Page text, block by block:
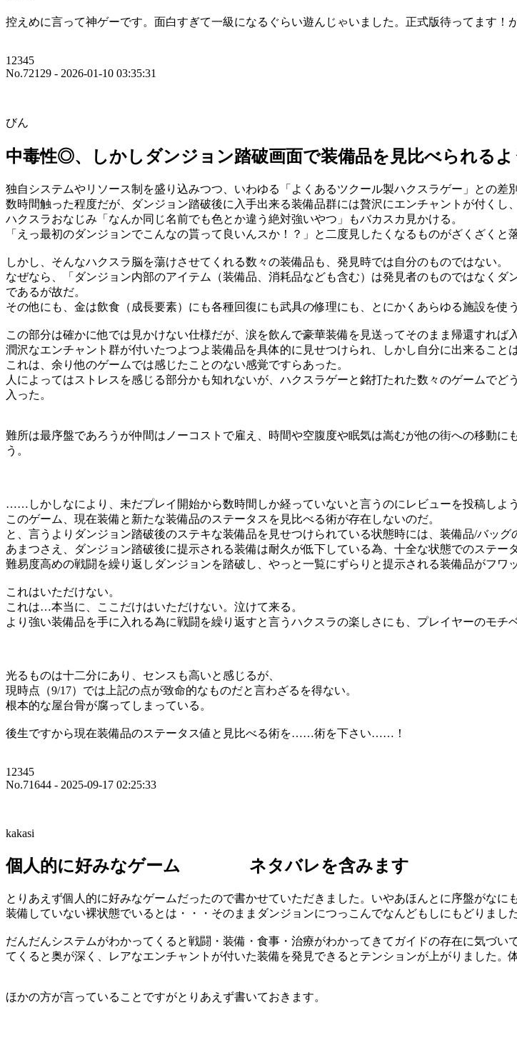
控えめに言って神ゲーです。面白すぎて一級になるぐらい遊んじゃいました。正式版待ってます！
12345
No.72129 - 2026-01-10 03:35:31
びん
中毒性◎、しかしダンジョン踏破画面で装備品を見比べられるよ
独自システムやリソース制を盛り込みつつ、いわゆる「よくあるツクール製ハクスラゲー」との差
数時間触った程度だが、ダンジョン踏破後に入手出来る装備品群には贅沢にエンチャントが付くし、
ハクスラおなじみ「なんか同じ名前でも色とか違う絶対強いやつ」もバカスカ見かける。
「えっ最初のダンジョンでこんなの貰って良いんスか！？」と二度見したくなるものがざくざくと
しかし、そんなハクスラ脳を蕩けさせてくれる数々の装備品も、発見時では自分のものではない。
なぜなら、「ダンジョン内部のアイテム（装備品、消耗品なども含む）は発見者のものではなく
であるが故だ。
その他にも、金は飲食（成長要素）にも各種回復にも武具の修理にも、とにかくあらゆる施設を使
この部分は確かに他では見かけない仕様だが、涙を飲んで豪華装備を見送ってそのまま帰還すれば
潤沢なエンチャント群が付いたつよつよ装備品を具体的に見せつけられ、しかし自分に出来ること
これは、余り他のゲームでは感じたことのない感覚ですらあった。
人によってはストレスを感じる部分かも知れないが、ハクスラゲーと銘打たれた数々のゲームで
入った。
難所は最序盤であろうが仲間はノーコストで雇え、時間や空腹度や眠気は嵩むが他の街への移動
う。
……しかしなにより、未だプレイ開始から数時間しか経っていないと言うのにレビューを投稿しよ
このゲーム、現在装備と新たな装備品のステータスを見比べる術が存在しないのだ。
と、言うよりダンジョン踏破後のステキな装備品を見せつけられている状態時には、装備品/バッ
あまつさえ、ダンジョン踏破後に提示される装備は耐久が低下している為、十全な状態でのステー
難易度高めの戦闘を繰り返しダンジョンを踏破し、やっと一覧にずらりと提示される装備品がフワ
これはいただけない。
これは…本当に、ここだけはいただけない。泣けて来る。
より強い装備品を手に入れる為に戦闘を繰り返すと言うハクスラの楽しさにも、プレイヤーのモチ
光るものは十二分にあり、センスも高いと感じるが、
現時点（9/17）では上記の点が致命的なものだと言わざるを得ない。
根本的な屋台骨が腐ってしまっている。
後生ですから現在装備品のステータス値と見比べる術を……術を下さい……！
12345
No.71644 - 2025-09-17 02:25:33
kakasi
個人的に好みなゲーム ネタバレを含みます
とりあえず個人的に好みなゲームだったので書かせていただきました。いやあほんとに序盤がなに
装備していない裸状態でいるとは・・・そのままダンジョンにつっこんでなんどもしにもどりました
だんだんシステムがわかってくると戦闘・装備・食事・治療がわかってきてガイドの存在に気づ
てくると奥が深く、レアなエンチャントが付いた装備を発見できるとテンションが上がりました。
ほかの方が言っていることですがとりあえず書いておきます。